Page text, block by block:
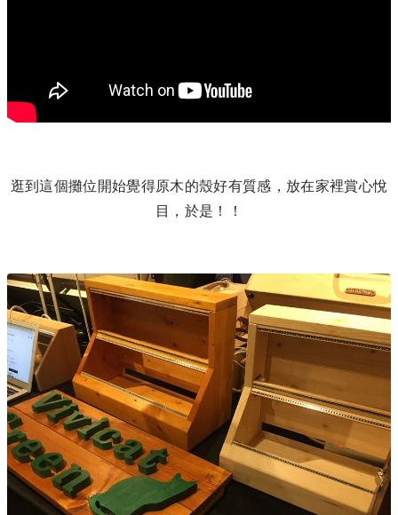
逛到這個攤位開始覺得原木的殼好有質感，放在家裡賞心悅
目，於是！！